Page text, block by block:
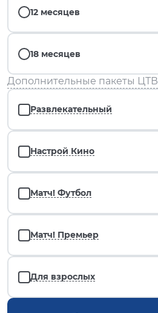
12 месяцев
18 месяцев
Дополнительные пакеты ЦТВ
Развлекательный
Настрой Кино
Матч! Футбол
Матч! Премьер
Для взрослых